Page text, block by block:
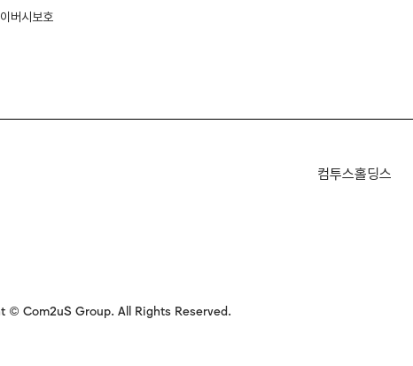
버시보호
컴투스홀딩스
© Com2uS Group. All Rights Reserved.